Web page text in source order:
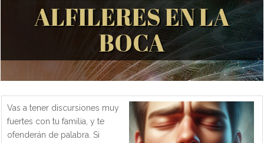
ALFILERES EN LA
BOCA
Vas a tener discursiones muy
fuertes con tu familia, y te
ofenderán de palabra. Si